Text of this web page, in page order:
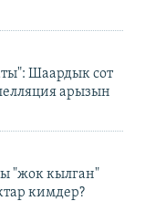
Шаардык сот
арызын
"жок кылган"
кимдер?